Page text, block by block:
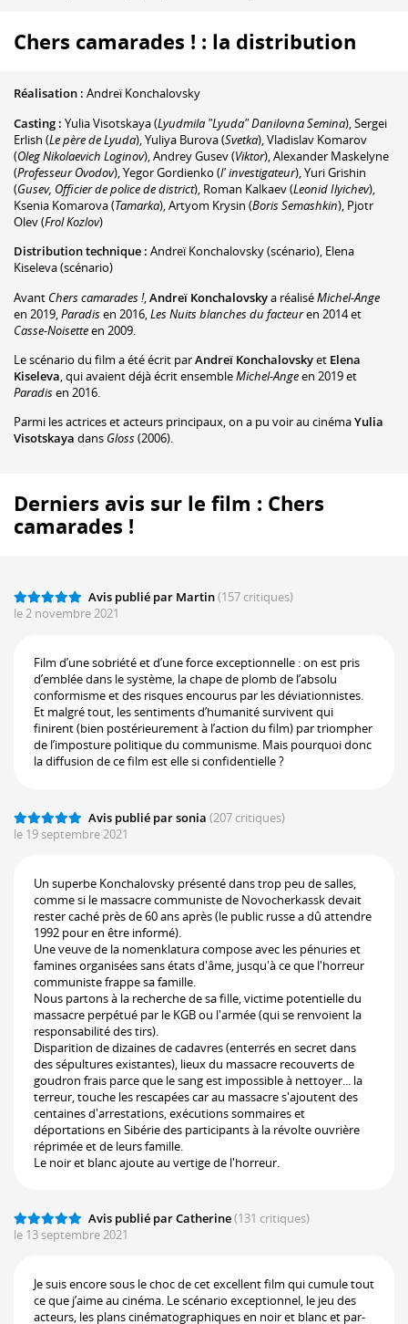
Chers camarades ! : la distribution
Réalisation : Andreï Konchalovsky
Casting : Yulia Visotskaya(Lyudmila "Lyuda" Danilovna Semina),Sergei
Erlish (Le père de Lyuda),Yuliya Burova(Svetka),Vladislav Komarov
(Oleg Nikolaevich Loginov),Andrey Gusev(Viktor),Alexander Maskelyne
(Professeur Ovodov),Yegor Gordienko (l' investigateur),Yuri Grishin
(Gusev, Officier de police de district), Roman Kalkaev(Leonid Ilyichev),
Ksenia Komarova(Tamarka),Artyom Krysin (Boris Semashkin), Pjotr
Olev(Frol Kozlov)
Distribution technique : Andreï Konchalovsky(scénario), Elena
Kiseleva(scénario)
Avant Chers camarades !, Andreï Konchalovskya réaliséMichel-Ange
en 2019, Paradisen 2016, Les Nuits blanches du facteuren 2014 et
Casse-Noisetteen 2009.
Le scénario du film a été écrit parAndreï Konchalovskyet Elena
Kiseleva, qui avaient déjà écrit ensembleMichel-Angeen 2019 et
Paradisen 2016.
Parmi les actrices et acteurs principaux, on a pu voir au cinémaYulia
Visotskaya dans Gloss(2006).
Derniers avis sur le film : Chers
camarades !
Avis publié par Martin(157 critiques)
le 2 novembre 2021
Film d’une sobriété et d’une force exceptionnelle : on est pris
d’emblée dans le système, la chape de plomb de l’absolu
conformisme et des risques encourus par les déviationnistes.
Et malgré tout, les sentiments d’humanité survivent qui
finirent (bien postérieurement à l’action du film) par triompher
de l’imposture politique du communisme. Mais pourquoi donc
la diffusion de ce film est elle si confidentielle ?
Avis publié par sonia (207 critiques)
le 19 septembre 2021
Un superbe Konchalovsky présenté dans trop peu de salles,
comme si le massacre communiste de Novocherkassk devait
rester caché près de 60 ans après (le public russe a dû attendre
1992 pour en être informé).
Une veuve de la nomenklatura compose avec les pénuries et
famines organisées sans états d'âme, jusqu'à ce que l'horreur
communiste frappe sa famille.
Nous partons à la recherche de sa fille, victime potentielle du
massacre perpétué par le KGB ou l'armée (qui se renvoient la
responsabilité des tirs).
Disparition de dizaines de cadavres (enterrés en secret dans
des sépultures existantes), lieux du massacre recouverts de
goudron frais parce que le sang est impossible à nettoyer... la
terreur, touche les rescapées car au massacre s'ajoutent des
centaines d'arrestations, exécutions sommaires et
déportations en Sibérie des participants à la révolte ouvrière
réprimée et de leurs famille.
Le noir et blanc ajoute au vertige de l'horreur.
Avis publié par Catherine(131 critiques)
le 13 septembre 2021
Je suis encore sous le choc de cet excellent film qui cumule tout
ce que j’aime au cinéma. Le scénario exceptionnel, le jeu des
acteurs, les plans cinématographiques en noir et blanc et par-